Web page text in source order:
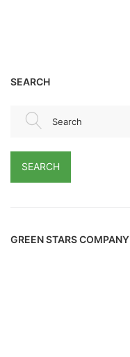
SEARCH
Search
SEARCH
GREEN STARS COMPANY